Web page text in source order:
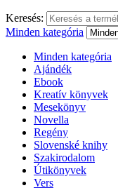
Keresés:
Minden kategória
Minden kategória
Ajándék
Ebook
Kreatív könyvek
Mesekönyv
Novella
Regény
Slovenské knihy
Szakirodalom
Útikönyvek
Vers